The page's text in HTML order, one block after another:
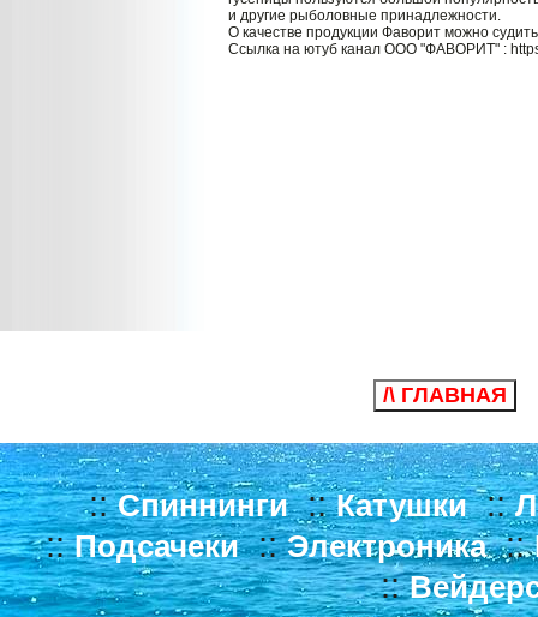
и другие рыболовные принадлежности.
О качестве продукции Фаворит можно
Ссылка на ютуб канал ООО "ФАВОРИТ" :
/\ ГЛАВНАЯ
::Спиннинги::Катушки::
::Подсачеки::Электроника::
::